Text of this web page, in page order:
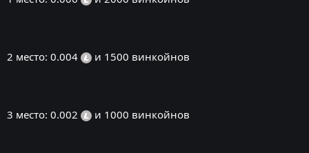
2 место: 0.004 и 1500 винкойнов
3 место: 0.002 и 1000 винкойнов